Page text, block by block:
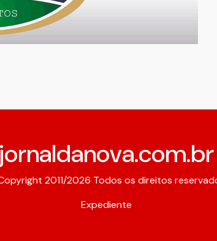
jornaldanova.com.br
2011/2026 Todos os direitos
Expediente